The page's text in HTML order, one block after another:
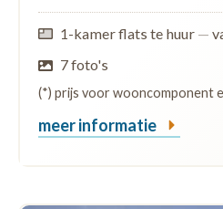
1-kamer flats te huur —
7 foto's
(*) prijs voor wooncomponent
meer informatie